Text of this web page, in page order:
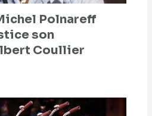
Polnareff
son
Coullier